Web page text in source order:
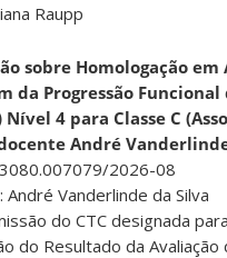
Raupp
sobre Homologação em
da Progressão Funcional
4 para Classe C
André
2026-08
Vanderlinde da Silva
do CTC designada para
do Resultado da Avaliação